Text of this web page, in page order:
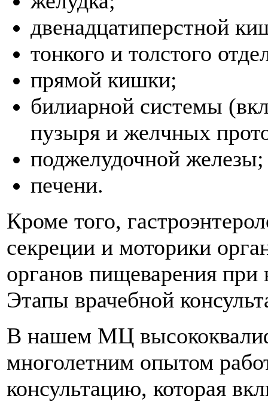
двенадцатиперстной
тонкого и толстого
прямой кишки;
билиарной системы
пузыря и желчных
поджелудочной железы;
печени.
Кроме того,
секреции и моторики
органов пищеварения при
Этапы врачебной
В нашем МЦ
многолетним опытом
консультацию, которая